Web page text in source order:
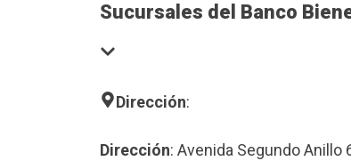
Sucursales del Banco
Dirección:
Dirección: Avenida Segundo Anillo